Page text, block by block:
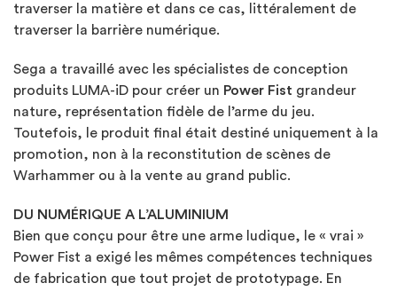
traverser la matière et dans ce cas, littéralement de
traverser la barrière numérique.
Sega a travaillé avec les spécialistes de conception
produits LUMA-iD pour créer un Power Fist grandeur
nature, représentation fidèle de l’arme du jeu.
Toutefois, le produit final était destiné uniquement à la
promotion, non à la reconstitution de scènes de
Warhammer ou à la vente au grand public.
DU NUMÉRIQUE A L’ALUMINIUM
Bien que conçu pour être une arme ludique, le « vrai »
Power Fist a exigé les mêmes compétences techniques
de fabrication que tout projet de prototypage. En